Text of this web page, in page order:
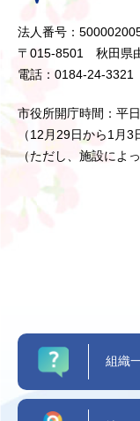
法人番号：
〒015-8501 秋田県
電話：0184-24-3321
市役所開庁時間：平
（12月29日から1月3
（ただし、施設によ
組織